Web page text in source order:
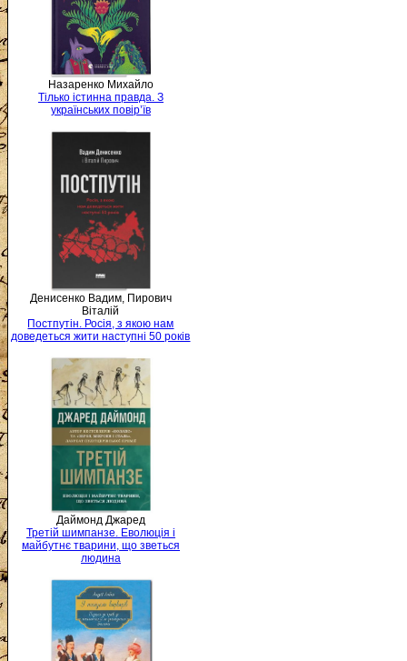
Назаренко Михайло
Тілько істинна правда. З
українських повір’їв
Денисенко Вадим, Пирович
Віталій
Постпутін. Росія, з якою нам
доведеться жити наступні 50 років
Даймонд Джаред
Третій шимпанзе. Еволюція і
майбутнє тварини, що зветься
людина